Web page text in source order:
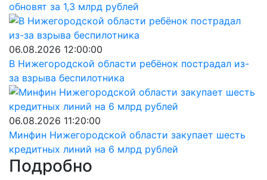
обновят за 1,3 млрд рублей
06.08.2026 12:00:00
В Нижегородской области ребёнок пострадал из-
за взрыва беспилотника
06.08.2026 11:20:00
Минфин Нижегородской области закупает шесть
кредитных линий на 6 млрд рублей
Подробно